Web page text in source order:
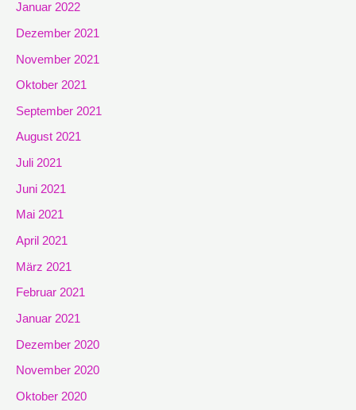
Januar 2022
Dezember 2021
November 2021
Oktober 2021
September 2021
August 2021
Juli 2021
Juni 2021
Mai 2021
April 2021
März 2021
Februar 2021
Januar 2021
Dezember 2020
November 2020
Oktober 2020